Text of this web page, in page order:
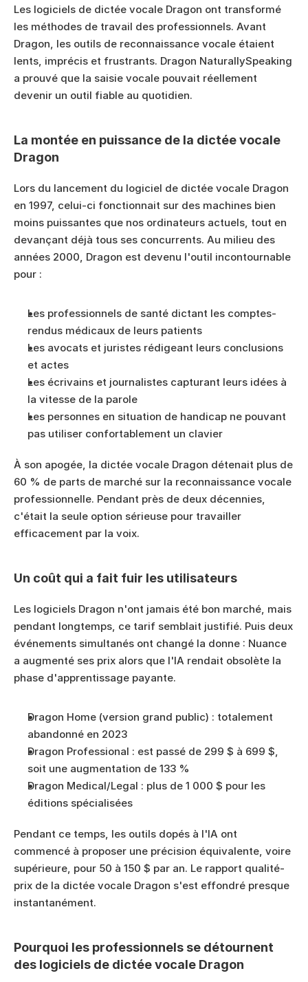
Les logiciels de dictée vocale Dragon ont transformé
les méthodes de travail des professionnels. Avant
Dragon, les outils de reconnaissance vocale étaient
lents, imprécis et frustrants. Dragon NaturallySpeaking
a prouvé que la saisie vocale pouvait réellement
devenir un outil fiable au quotidien.
La montée en puissance de la dictée vocale
Dragon
Lors du lancement du logiciel de dictée vocale Dragon
en 1997, celui-ci fonctionnait sur des machines bien
moins puissantes que nos ordinateurs actuels, tout en
devançant déjà tous ses concurrents. Au milieu des
années 2000, Dragon est devenu l'outil incontournable
pour :
Les professionnels de santé dictant les comptes-
rendus médicaux de leurs patients
Les avocats et juristes rédigeant leurs conclusions
et actes
Les écrivains et journalistes capturant leurs idées à
la vitesse de la parole
Les personnes en situation de handicap ne pouvant
pas utiliser confortablement un clavier
À son apogée, la dictée vocale Dragon détenait plus de
60 % de parts de marché sur la reconnaissance vocale
professionnelle. Pendant près de deux décennies,
c'était la seule option sérieuse pour travailler
efficacement par la voix.
Un coût qui a fait fuir les utilisateurs
Les logiciels Dragon n'ont jamais été bon marché, mais
pendant longtemps, ce tarif semblait justifié. Puis deux
événements simultanés ont changé la donne : Nuance
a augmenté ses prix alors que l'IA rendait obsolète la
phase d'apprentissage payante.
Dragon Home (version grand public) : totalement
abandonné en 2023
Dragon Professional : est passé de 299 $ à 699 $,
soit une augmentation de 133 %
Dragon Medical/Legal : plus de 1 000 $ pour les
éditions spécialisées
Pendant ce temps, les outils dopés à l'IA ont
commencé à proposer une précision équivalente, voire
supérieure, pour 50 à 150 $ par an. Le rapport qualité-
prix de la dictée vocale Dragon s'est effondré presque
instantanément.
Pourquoi les professionnels se détournent
des logiciels de dictée vocale Dragon